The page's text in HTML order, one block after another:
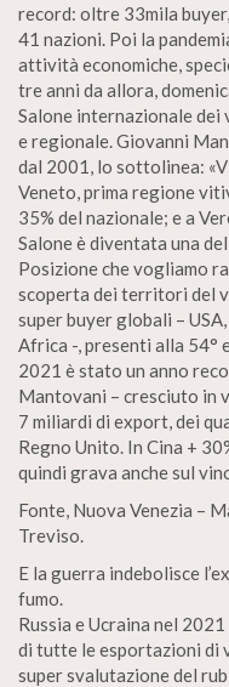
record: oltre 33mila
41 nazioni. Poi la
attività economiche,
tre anni da allora,
Salone internazionale
e regionale. Giovanni
dal 2001, lo sottolinea:
Veneto, prima regione
35% del nazionale; e a
Salone è diventata una
Posizione che vogliamo
scoperta dei territori del
super buyer globali –
Africa -, presenti alla 54°
2021 è stato un anno
Mantovani – cresciuto in
7 miliardi di export, dei
Regno Unito. In Cina +
quindi grava anche sul
Fonte, Nuova Venezia –
Treviso.
E la guerra indebolisce
fumo.
Russia e Ucraina nel
di tutte le esportazioni di
super svalutazione del